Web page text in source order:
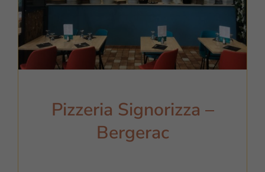
Pizzeria Signorizza –
Bergerac